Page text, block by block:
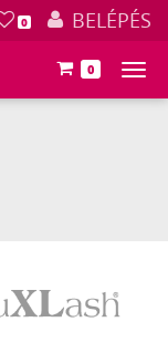
0 BELÉPÉS
0